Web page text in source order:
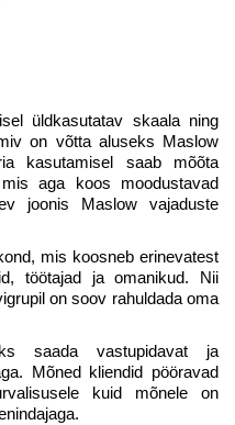
üldkasutatav skaala ning
on võtta aluseks Maslow
kasutamisel saab mõõta
aga koos moodustavad
joonis Maslow vajaduste
mis koosneb erinevatest
töötajad ja omanikud. Nii
on soov rahuldada oma
saada vastupidavat ja
Mõned kliendid pööravad
kuid mõnele on